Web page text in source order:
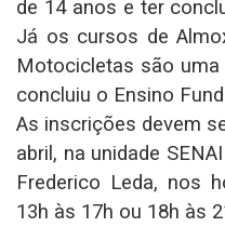
de 14 anos e ter
Já os cursos de
Motocicletas são
concluiu o Ensino
As inscrições devem
abril, na unidade
Frederico Leda, nos
13h às 17h ou 18h às